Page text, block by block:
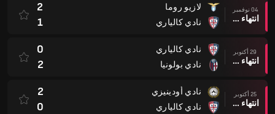
04 نوفمبر
انتهاء وقت المباراة
لازيو روما
نادي كالياري
2
1
29 أكتوبر
انتهاء وقت المباراة
نادي كالياري
نادي بولونيا
0
2
25 أكتوبر
انتهاء وقت المباراة
نادي أودينيزي
نادي كالياري
2
0